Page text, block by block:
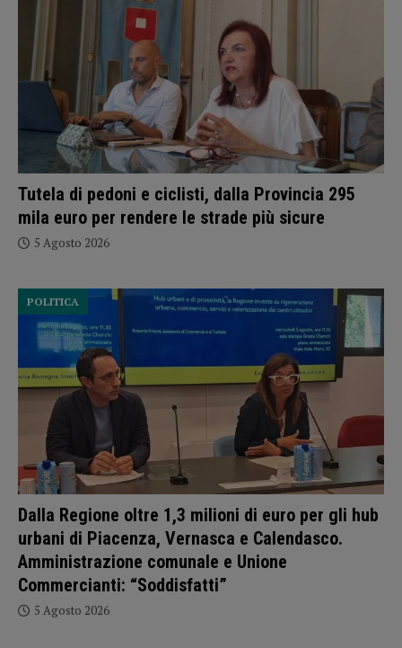
Tutela di pedoni e ciclisti, dalla Provincia 295
mila euro per rendere le strade più sicure
5 Agosto 2026
Dalla Regione oltre 1,3 milioni di euro per gli hub
urbani di Piacenza, Vernasca e Calendasco.
Amministrazione comunale e Unione
Commercianti: “Soddisfatti”
POLITICA
5 Agosto 2026